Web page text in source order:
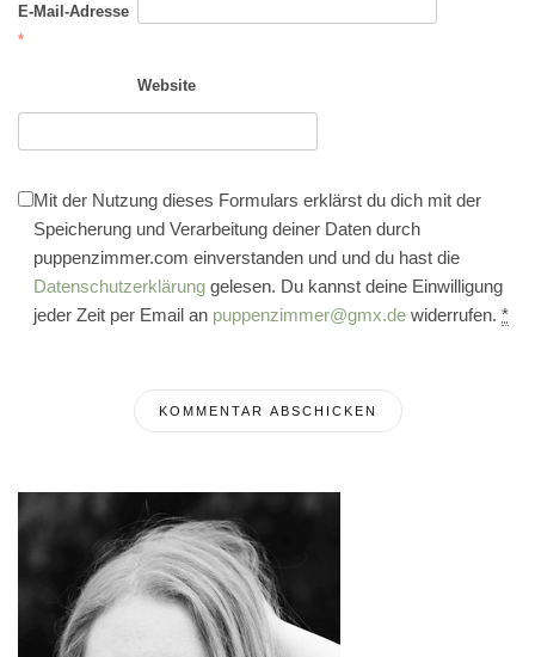
E-Mail-Adresse
*
Website
Mit der Nutzung dieses Formulars erklärst du dich mit der
Speicherung und Verarbeitung deiner Daten durch
puppenzimmer.com einverstanden und und du hast die
Datenschutzerklärung gelesen. Du kannst deine Einwilligung
jeder Zeit per Email an puppenzimmer@gmx.de widerrufen. *